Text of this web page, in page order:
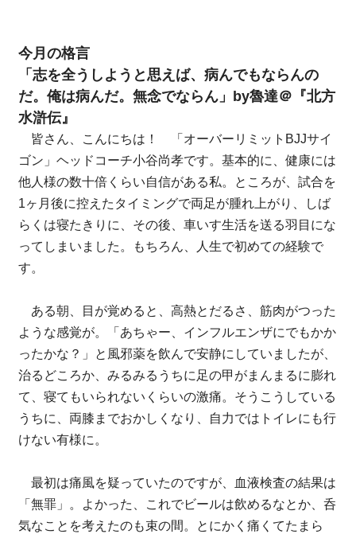
今月の格言
「志を全うしようと思えば、病んでもならんの
だ。俺は病んだ。無念でならん」by魯達＠『北方
水滸伝』
皆さん、こんにちは！ 「オーバーリミットBJJサイ
ゴン」ヘッドコーチ小谷尚孝です。基本的に、健康には
他人様の数十倍くらい自信がある私。ところが、試合を
1ヶ月後に控えたタイミングで両足が腫れ上がり、しば
らくは寝たきりに、その後、車いす生活を送る羽目にな
ってしまいました。もちろん、人生で初めての経験で
す。
ある朝、目が覚めると、高熱とだるさ、筋肉がつった
ような感覚が。「あちゃー、インフルエンザにでもかか
ったかな？」と風邪薬を飲んで安静にしていましたが、
治るどころか、みるみるうちに足の甲がまんまるに膨れ
て、寝てもいられないくらいの激痛。そうこうしている
うちに、両膝までおかしくなり、自力ではトイレにも行
けない有様に。
最初は痛風を疑っていたのですが、血液検査の結果は
「無罪」。よかった、これでビールは飲めるなとか、呑
気なことを考えたのも束の間。とにかく痛くてたまら